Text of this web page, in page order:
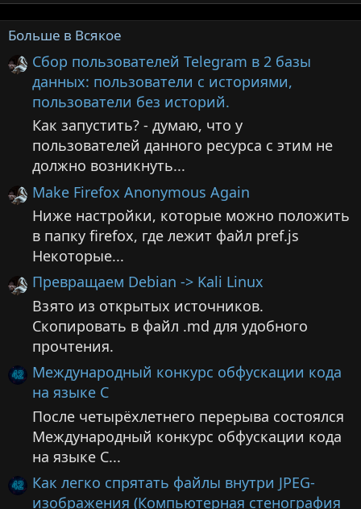
Больше в Всякое
Сбор пользователей Telegram в 2 базы
данных: пользователи с историями,
пользователи без историй.
Как запустить? - думаю, что у
пользователей данного ресурса с этим не
должно возникнуть...
Make Firefox Anonymous Again
Ниже настройки, которые можно положить
в папку firefox, где лежит файл pref.js
Некоторые...
Превращаем Debian -> Kali Linux
Взято из открытых источников.
Скопировать в файл .md для удобного
прочтения.
Международный конкурс обфускации кода
на языке C
После четырёхлетнего перерыва состоялся
Международный конкурс обфускации кода
на языке C...
Как легко спрятать файлы внутри JPEG-
изображения (Компьютерная стенография